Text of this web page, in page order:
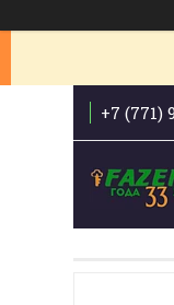
+7 (771)